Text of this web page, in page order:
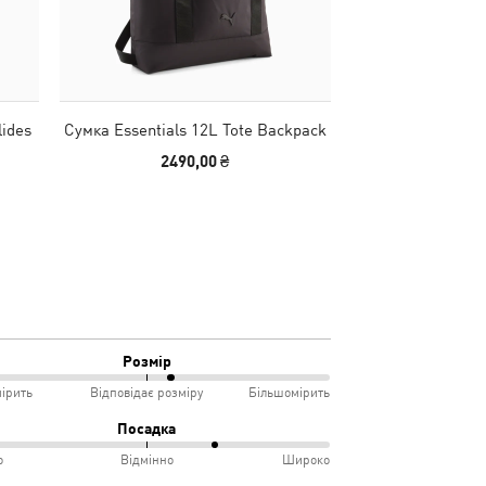
Сумка Essentials 12L Tote Backpack
2490,00 ₴
Розмір
Відповідає розміру Більшомірить
Посадка
Відмінно Широко